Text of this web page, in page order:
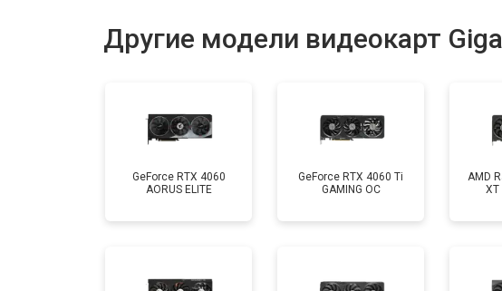
Другие модели видеокарт
GeForce RTX 4060
AORUS ELITE
GeForce RTX 4060 Ti
GAMING OC
AMD
XT